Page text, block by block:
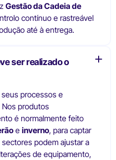
Gestão da Cadeia de
contínuo e rastreável
até à entrega.
ser realizado o
processos e
Nos produtos
é normalmente feito
e inverno, para captar
podem ajustar a
de equipamento,